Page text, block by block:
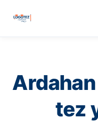
tez